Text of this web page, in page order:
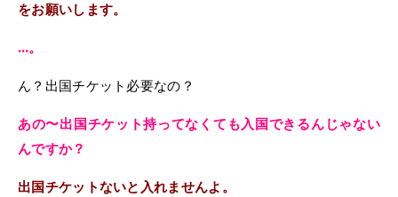
をお願いします。
…。
ん？出国チケット必要なの？
あの〜出国チケット持ってなくても入国できるんじゃない
んですか？
出国チケットないと入れませんよ。